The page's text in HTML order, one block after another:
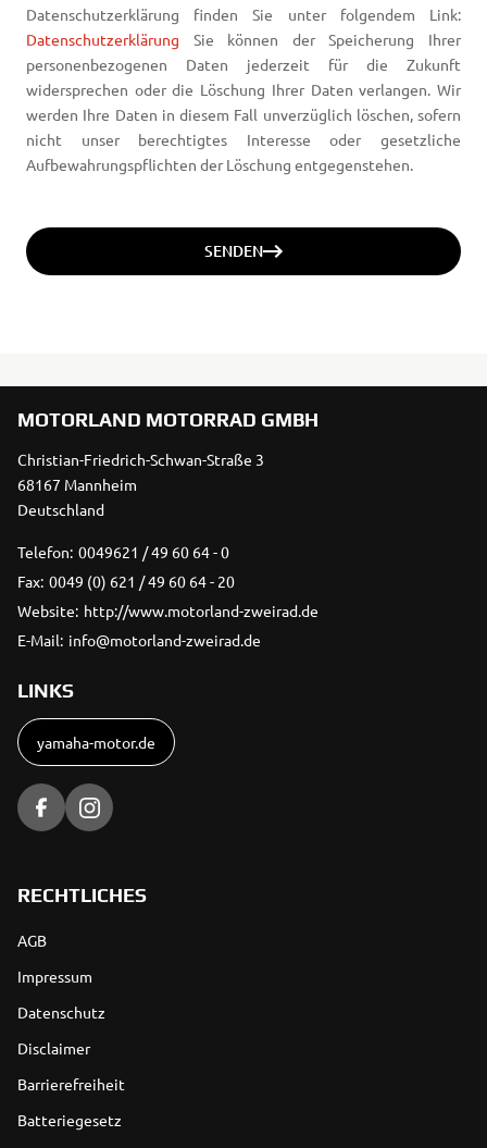
Datenschutzerklärung finden Sie unter folgendem Link:
Datenschutzerklärung
Sie können der Speicherung Ihrer
personenbezogenen Daten jederzeit für die Zukunft
widersprechen oder die Löschung Ihrer Daten verlangen. Wir
werden Ihre Daten in diesem Fall unverzüglich löschen, sofern
nicht unser berechtigtes Interesse oder gesetzliche
Aufbewahrungspflichten der Löschung entgegenstehen.
SENDEN
MOTORLAND MOTORRAD GMBH
Christian-Friedrich-Schwan-Straße 3
68167 Mannheim
Deutschland
Telefon: 0049621 / 49 60 64 - 0
Fax: 0049 (0) 621 / 49 60 64 - 20
Website: http://www.motorland-zweirad.de
E-Mail: info@motorland-zweirad.de
LINKS
yamaha-motor.de
RECHTLICHES
AGB
Impressum
Datenschutz
Disclaimer
Barrierefreiheit
Batteriegesetz